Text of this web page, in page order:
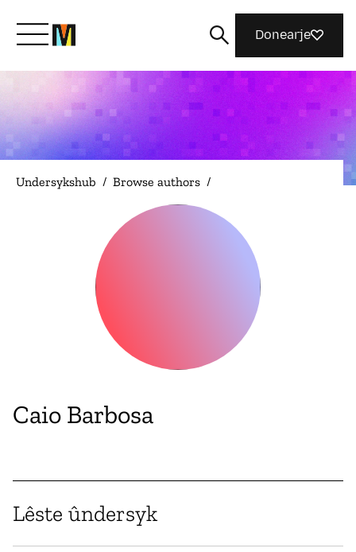
Kom yn ’e kunde mei Mozilla
Wat wy dogge
Magazine
Donearje
Undersykshub / Browse authors /
Caio Barbosa
Lêste ûndersyk